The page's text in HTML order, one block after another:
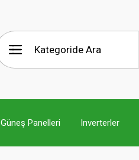
Güneş Panelleri Inverterler